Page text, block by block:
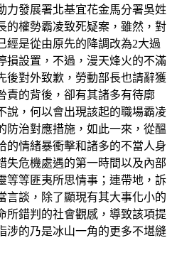
力發展署北基宜花金馬分署吳姓
的權勢霸凌致死疑案，雖然，對
經是從由原先的降調改為2大過
損設置，不過，漫天烽火的不滿
後對外致歉，勞動部長也請辭獲
責的背後，卻有其諸多有待廓
說，何以會出現該起的職場霸凌
防治對應措施，如此一來，從醞
的情緒暴衝擊和諸多的不當人身
失危機處遇的第一時間以及內部
等等匪夷所思情事；連帶地，訴
言談，除了顯現有其大事化小的
所錯判的社會觀感，導致該項提
涉的乃是冰山一角的更多不堪縫